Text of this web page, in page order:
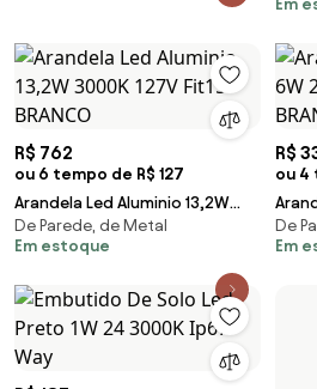
Em
R$ 762
ou 6 tempo de R$ 127
Arandela Led Aluminio 13,2W
3000K 127V Fit15 - BRANCO
De Parede, de Metal
Em estoque
R$
ou 4
De
Em